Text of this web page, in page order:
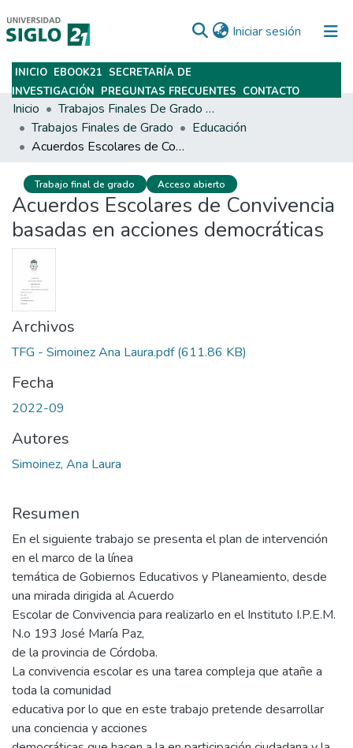
Iniciar sesión (current)
Subir
INICIO EBOOK21 SECRETARÍA DE
INVESTIGACIÓN PREGUNTAS FRECUENTES CONTACTO
Inicio
Trabajos Finales De Grado Y Posgrado
Trabajos Finales de Grado
Educación
Acuerdos Escolares de Convivencia basadas en acciones democráticas
Trabajo final de grado Acceso abierto
Acuerdos Escolares de Convivencia
basadas en acciones democráticas
Archivos
TFG - Simoinez Ana Laura.pdf(611.86 KB)
Fecha
2022-09
Autores
Simoinez, Ana Laura
Resumen
En el siguiente trabajo se presenta el plan de intervención
en el marco de la línea
temática de Gobiernos Educativos y Planeamiento, desde
una mirada dirigida al Acuerdo
Escolar de Convivencia para realizarlo en el Instituto I.P.E.M.
N.o 193 José María Paz,
de la provincia de Córdoba.
La convivencia escolar es una tarea compleja que atañe a
toda la comunidad
educativa por lo que en este trabajo pretende desarrollar
una conciencia y acciones